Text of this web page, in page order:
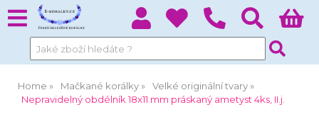
Home Mačkané korálky
Velké originální tvary
Nepravidelný obdélník 18x11 mm práskaný ametyst 4ks, II.j.